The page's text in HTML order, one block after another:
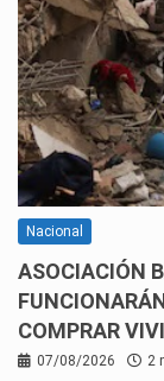
Nacional
ASOCIACIÓN
COMPRAR
07/08/2026 2